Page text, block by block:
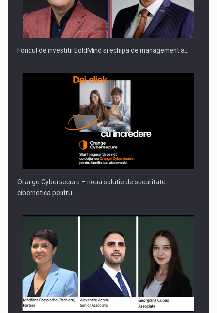
ROOTED IN ROMANIA, BUILT TO DELIVER TECHNOLOGY FOR
THE…
PUTTING ROMANIAN CORPORATE COMPANIES ON THE
INTERNATIONAL BUSINESS SCENE
Fondul de investitii BoldMind si echipa de management a…
Orange Cybersecure – noua solutie de securitate
cibernetica pentru…